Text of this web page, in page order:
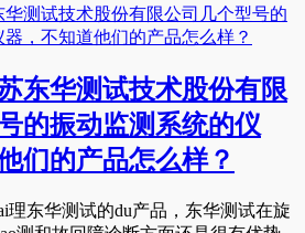
东华测试技术股份有限
的振动监测系统的仪
们的产品怎么样？
理东华测试的du产品，东华测试在旋